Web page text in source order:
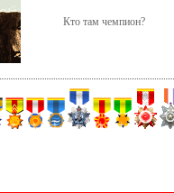
Кто там чемпион?